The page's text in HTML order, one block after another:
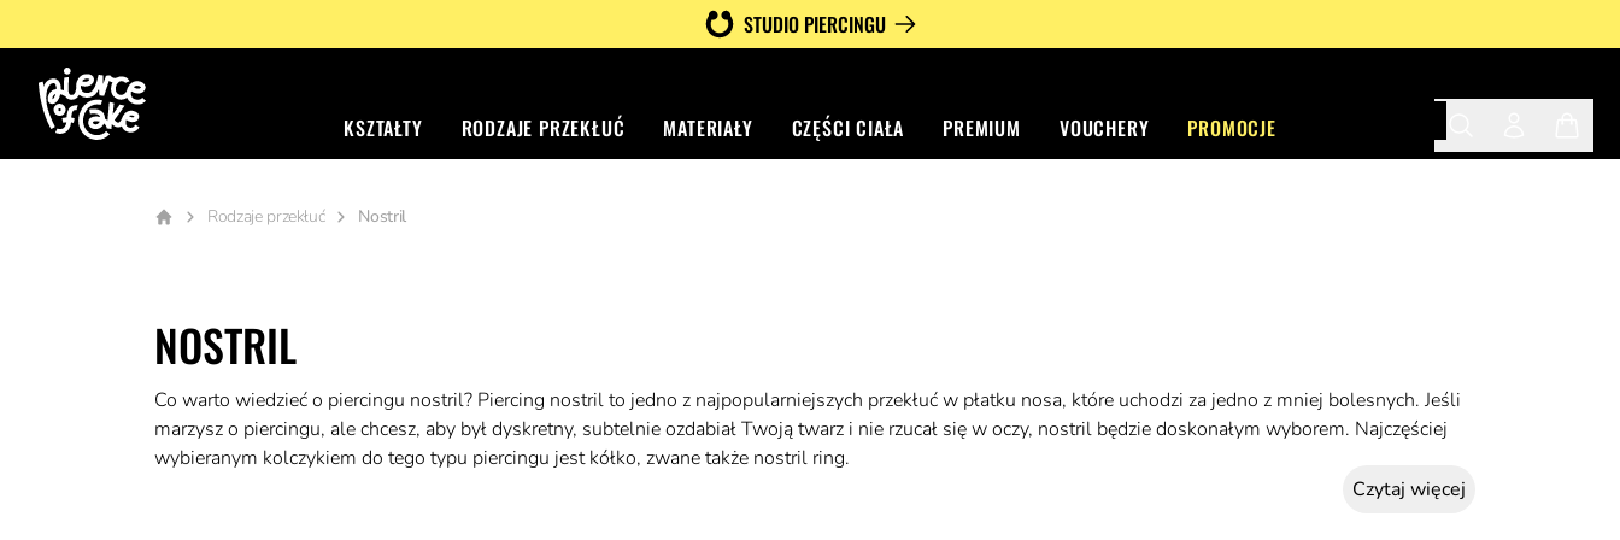
STUDIO PIERCINGU
KSZTAŁTY RODZAJE PRZEKŁUĆ MATERIAŁY CZĘŚCI CIAŁA PREMIUM VOUCHERY PROMOCJE
Rodzaje przekłuć Nostril
NOSTRIL
Co warto wiedzieć o piercingu nostril? Piercing nostril to jedno z najpopularniejszych przekłuć w płatku nosa, które uchodzi za jedno z mniej bolesnych. Jeśli
marzysz o piercingu, ale chcesz, aby był dyskretny, subtelnie ozdabiał Twoją twarz i nie rzucał się w oczy, nostril będzie doskonałym wyborem. Najczęściej
wybieranym kolczykiem do tego typu piercingu jest kółko, zwane także nostril ring.
Czytaj więcej